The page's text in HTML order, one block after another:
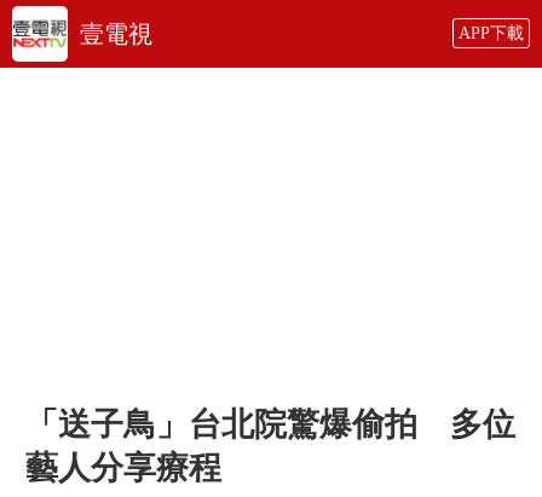
壹電視 APP下載
「送子鳥」台北院驚爆偷拍 多位
藝人分享療程